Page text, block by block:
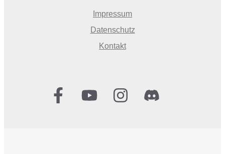
Impressum
Datenschutz
Kontakt